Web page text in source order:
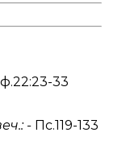
33
- Пс.119-133